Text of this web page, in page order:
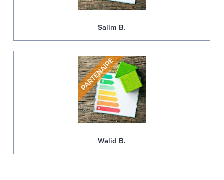
Salim B.
Walid B.